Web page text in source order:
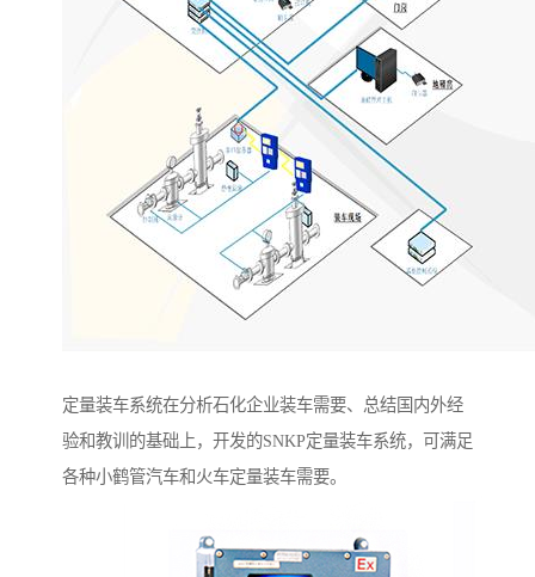
定量装车系统在分析石化企业装车需要、总结国内外经
验和教训的基础上，开发的SNKP定量装车系统，可满足
各种小鹤管汽车和火车定量装车需要。